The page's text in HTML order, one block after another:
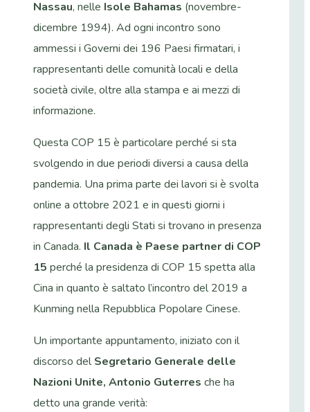
Nassau, nelle Isole Bahamas (novembre-
dicembre 1994). Ad ogni incontro sono
ammessi i Governi dei 196 Paesi firmatari, i
rappresentanti delle comunità locali e della
società civile, oltre alla stampa e ai mezzi di
informazione.
Questa COP 15 è particolare perché si sta
svolgendo in due periodi diversi a causa della
pandemia. Una prima parte dei lavori si è svolta
online a ottobre 2021 e in questi giorni i
rappresentanti degli Stati si trovano in presenza
in Canada. Il Canada è Paese partner di COP
15 perché la presidenza di COP 15 spetta alla
Cina in quanto è saltato l’incontro del 2019 a
Kunming nella Repubblica Popolare Cinese.
Un importante appuntamento, iniziato con il
discorso delSegretario Generale delle
Nazioni Unite, Antonio Guterres che ha
detto una grande verità: